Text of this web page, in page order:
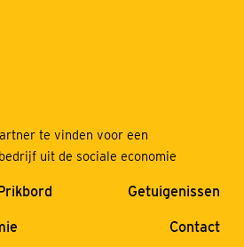
te vinden voor een
uit de sociale economie
Getuigenissen
Contact